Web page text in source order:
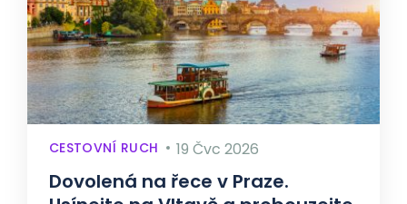
CESTOVNÍ RUCH 19 Čvc 2026
Dovolená na řece v Praze.